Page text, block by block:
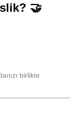
🤝
birlikte